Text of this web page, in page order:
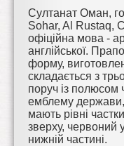
Султанат Оман,
Sohar, Al Rustaq,
офіційна мова -
англійської.
форму,
складається з
поруч із полюсом
емблему держави,
мають рівні
зверху, червоний
нижній частині.